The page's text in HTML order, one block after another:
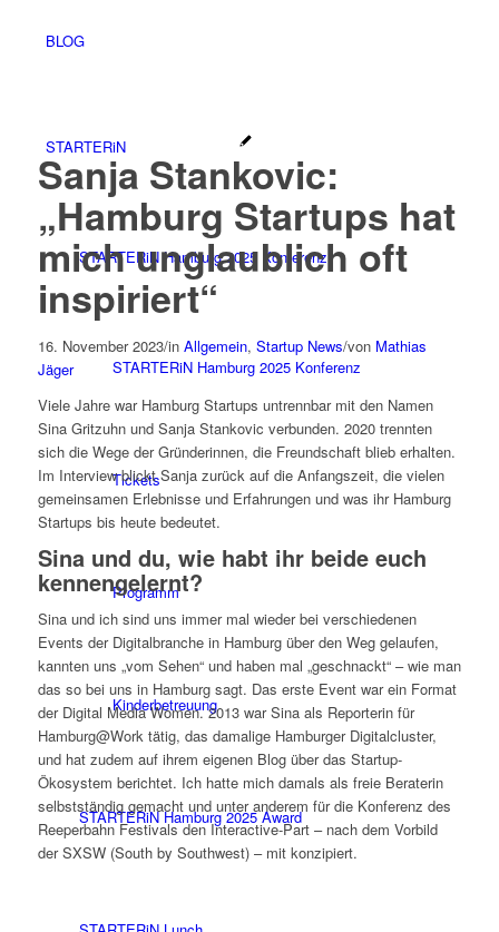
BLOG
STARTERiN
STARTERiN Hamburg 2025 Konferenz
STARTERiN Hamburg 2025 Konferenz
Tickets
Programm
Kinderbetreuung
STARTERiN Hamburg 2025 Award
Sanja Stankovic:
„Hamburg Startups hat
mich unglaublich oft
inspiriert“
16. November 2023/in Allgemein, Startup News/von Mathias
Jäger
Viele Jahre war Hamburg Startups untrennbar mit den Namen
Sina Gritzuhn und Sanja Stankovic verbunden. 2020 trennten
sich die Wege der Gründerinnen, die Freundschaft blieb erhalten.
Im Interview blickt Sanja zurück auf die Anfangszeit, die vielen
gemeinsamen Erlebnisse und Erfahrungen und was ihr Hamburg
Startups bis heute bedeutet.
Sina und du, wie habt ihr beide euch
kennengelernt?
Sina und ich sind uns immer mal wieder bei verschiedenen
Events der Digitalbranche in Hamburg über den Weg gelaufen,
kannten uns „vom Sehen“ und haben mal „geschnackt“ – wie man
das so bei uns in Hamburg sagt. Das erste Event war ein Format
der Digital Media Women. 2013 war Sina als Reporterin für
Hamburg@Work tätig, das damalige Hamburger Digitalcluster,
und hat zudem auf ihrem eigenen Blog über das Startup-
Ökosystem berichtet. Ich hatte mich damals als freie Beraterin
selbstständig gemacht und unter anderem für die Konferenz des
Reeperbahn Festivals den Interactive-Part – nach dem Vorbild
der SXSW (South by Southwest) – mit konzipiert.